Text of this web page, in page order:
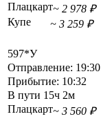
Плацкарт~ 2 978 ₽
Купе
~ 3 259 ₽
597*У
Отправление: 19:30
Прибытие: 10:32
В пути 15ч 2м
Плацкарт~ 3 560 ₽